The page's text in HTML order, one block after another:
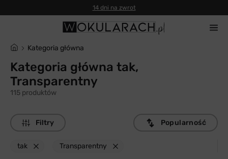
14 dni na zwrot
Kategoria główna
Kategoria główna tak,
Transparentny
115 produktów
Filtry
tak Transparentny
Popularność